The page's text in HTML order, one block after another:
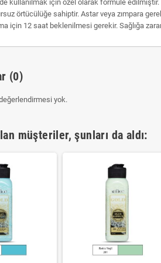
kullanılmak için özel olarak formüle
örtücülüğe sahiptir. Astar veya zımpara
için 12 saat beklenilmesi gerekir. Sağlığa
(0)
yok.
müşteriler, şunları da aldı: